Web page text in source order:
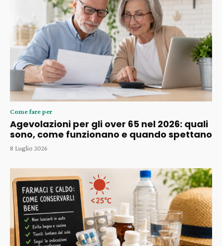
Come fare per
Agevolazioni per gli over 65 nel 2026: quali
sono, come funzionano e quando spettano
8 Luglio 2026